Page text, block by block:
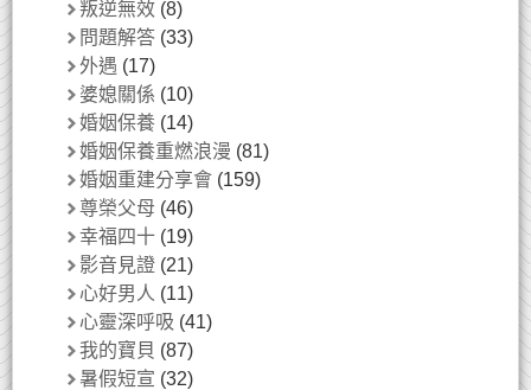
叛逆無效 (8)
問題解答 (33)
外遇 (17)
婆媳關係 (10)
婚姻保養 (14)
婚姻保養重燃浪漫 (81)
婚姻重建分享會 (159)
尊榮父母 (46)
幸福四十 (19)
影音見證 (21)
心好男人 (11)
心靈深呼吸 (41)
我的寶貝 (87)
暑假短宣 (32)